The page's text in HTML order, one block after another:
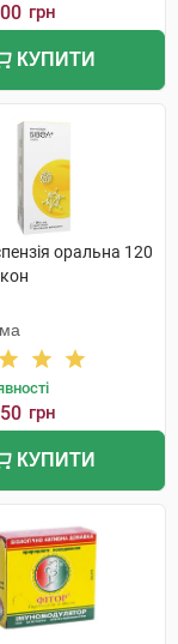
грн
КУПИТИ
оральна 120
грн
КУПИТИ